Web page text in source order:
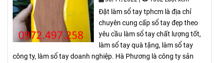
Đặt làm sổ tay tphcm là địa chỉ
chuyên cung cấp sổ tay đẹp theo
yêu cầu làm sổ tay chất lượng tốt,
làm sổ tay quà tặng, làm sổ tay
công ty, làm sổ tay doanh nghiệp. Hà Phương là công ty sản